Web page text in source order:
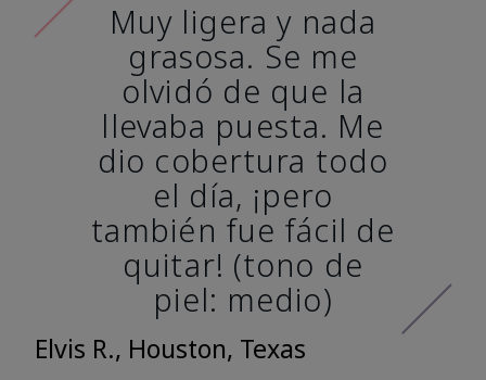
Muy ligera y nada
grasosa. Se me
olvidó de que la
llevaba puesta. Me
dio cobertura todo
el día, ¡pero
también fue fácil de
quitar! (tono de
piel: medio)
Elvis R., Houston, Texas